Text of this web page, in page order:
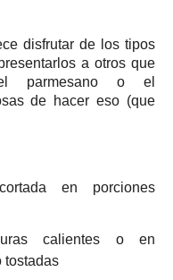
disfrutar de los tipos
a otros que
parmesano o el
de hacer eso (que
en porciones
calientes o en
tostadas